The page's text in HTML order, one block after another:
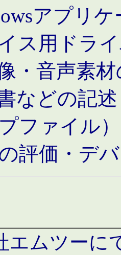
アプリ
ス用ドラ
・音声素
などの記
ファイル）
評価・デ
エムツーに